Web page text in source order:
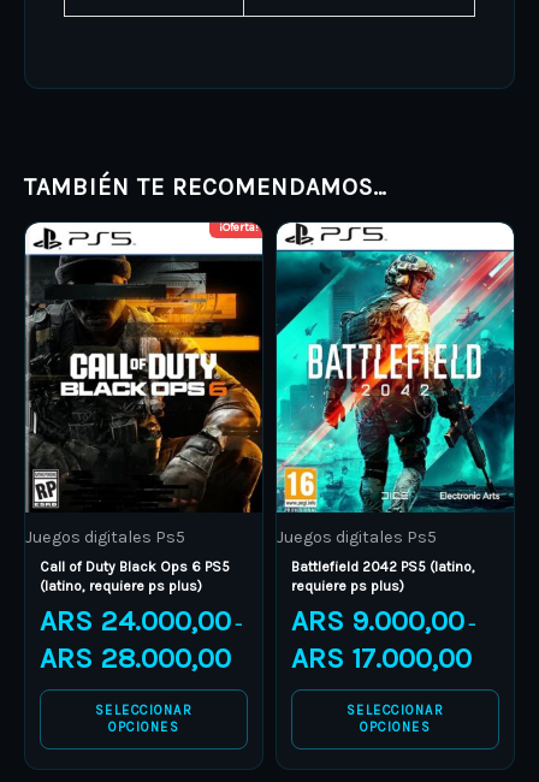
TAMBIÉN TE RECOMENDAMOS…
¡Oferta!
Juegos digitales Ps5
Call of Duty Black Ops 6 PS5
(latino, requiere ps plus)
ARS 24.000,00 –
ARS 28.000,00
Price
range:
ARS 24.000,00
through
ARS 28.000,00
SELECCIONAR
OPCIONES
This
product
has
multiple
variants.
The
options
may
be
chosen
on
the
product
Juegos digitales Ps5
Battlefield 2042 PS5 (latino,
requiere ps plus)
ARS 9.000,00 –
ARS 17.000,00
range:
ARS
through
ARS
SELECCIONAR
OPCIONES
This
product
has
multiple
variants.
The
options
may
be
chosen
on
the
product